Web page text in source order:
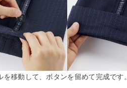
移動して、ボタンを留めて完成です。